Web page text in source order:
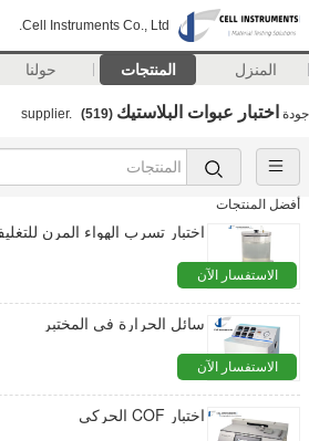
Cell Instruments Co., Ltd.
المنزل المنتجات حولنا
جودة اختبار عبوات البلاستيك (519)
أفضل المنتجات
اختبار تسرب الهواء المرن
الاستفسار الآن
سائل الحرارة في المختبر
الاستفسار الآن
اختبار COF الحركي